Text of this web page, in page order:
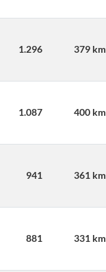
1.296 379 km
1.087 400 km
941 361 km
881 331 km